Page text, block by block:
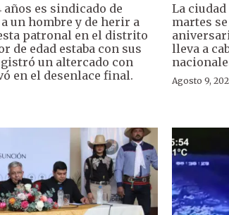
años es sindicado de
un hombre y de herir a
patronal en el distrito
de edad estaba con sus
un altercado con
en el desenlace final.
La ciudad
martes
lleva a
Agosto 9,